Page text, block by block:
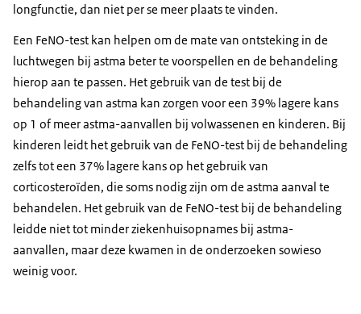
longfunctie, dan niet per se meer plaats te vinden.
Een FeNO-test kan helpen om de mate van ontsteking in de
luchtwegen bij astma beter te voorspellen en de behandeling
hierop aan te passen. Het gebruik van de test bij de
behandeling van astma kan zorgen voor een 39% lagere kans
op 1 of meer astma-aanvallen bij volwassenen en kinderen. Bij
kinderen leidt het gebruik van de FeNO-test bij de behandeling
zelfs tot een 37% lagere kans op het gebruik van
corticosteroïden, die soms nodig zijn om de astma aanval te
behandelen. Het gebruik van de FeNO-test bij de behandeling
leidde niet tot minder ziekenhuisopnames bij astma-
aanvallen, maar deze kwamen in de onderzoeken sowieso
weinig voor.